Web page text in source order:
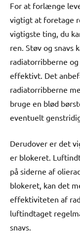
For at forlænge
vigtigt at foretage
vigtigste ting, du
ren. Støv og snavs
radiatorribberne
effektivt. Det
radiatorribberne
bruge en blød
eventuelt
Derudover er det
er blokeret.
på siderne af
blokeret, kan det
effektiviteten af
luftindtaget
snavs.